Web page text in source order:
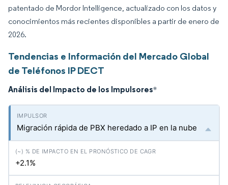
patentado de Mordor Intelligence, actualizado con los datos y
conocimientos más recientes disponibles a partir de enero de
2026.
Tendencias e Información del Mercado Global
de Teléfonos IP DECT
Análisis del Impacto de los Impulsores*
Migración rápida de PBX heredado a IP en la nube
+2.1%